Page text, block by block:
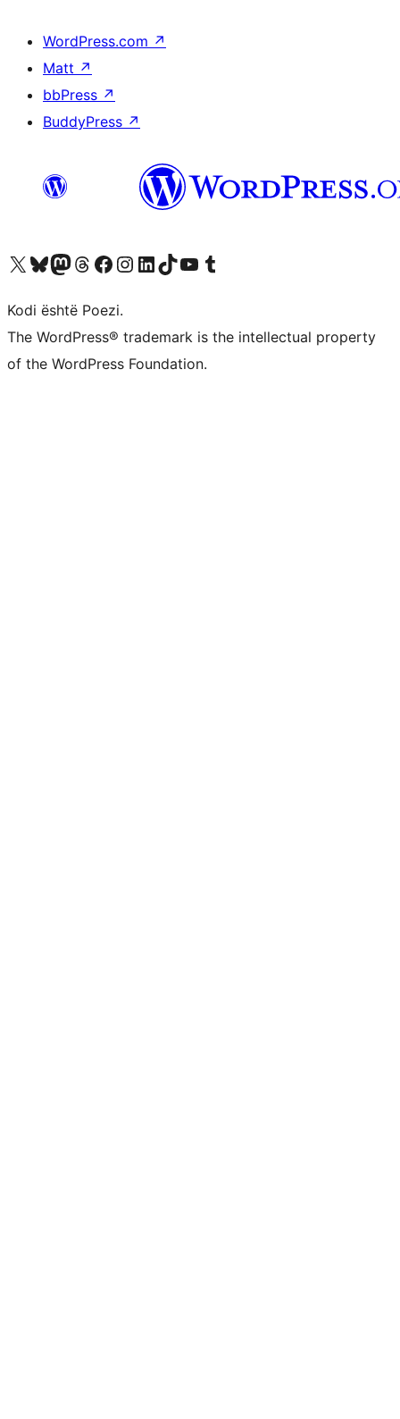
WordPress.com ↗
Matt ↗
bbPress ↗
BuddyPress ↗
Vizitoni llogarinë tonë X (ish Twitter)
Vizitoni llogarinë tonë Bluesky
Vizitoni llogarinë tonë Mastodon
Vizitoni llogarinë tonë Threads
Vizitoni faqen tonë në Facebook
Vizitoni llogarinë tonë Instagram
Vizitoni llogarinë tonë LinkedIn
Vizitoni llogarinë tonë TikTok
Vizitoni kanalin tonë YouTube
Vizitoni llogarinë tonë Tumblr
Kodi është Poezi.
The WordPress® trademark is the intellectual property
of the WordPress Foundation.